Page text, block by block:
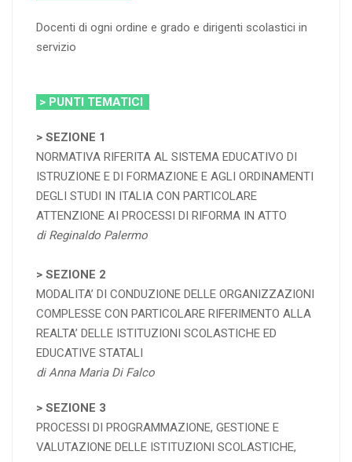
Docenti di ogni ordine e grado e dirigenti scolastici in
servizio
> PUNTI TEMATICI
> SEZIONE 1
NORMATIVA RIFERITA AL SISTEMA EDUCATIVO DI
ISTRUZIONE E DI FORMAZIONE E AGLI ORDINAMENTI
DEGLI STUDI IN ITALIA CON PARTICOLARE
ATTENZIONE AI PROCESSI DI RIFORMA IN ATTO
di Reginaldo Palermo
> SEZIONE 2
MODALITA’ DI CONDUZIONE DELLE ORGANIZZAZIONI
COMPLESSE CON PARTICOLARE RIFERIMENTO ALLA
REALTA’ DELLE ISTITUZIONI SCOLASTICHE ED
EDUCATIVE STATALI
di Anna Maria Di Falco
> SEZIONE 3
PROCESSI DI PROGRAMMAZIONE, GESTIONE E
VALUTAZIONE DELLE ISTITUZIONI SCOLASTICHE,